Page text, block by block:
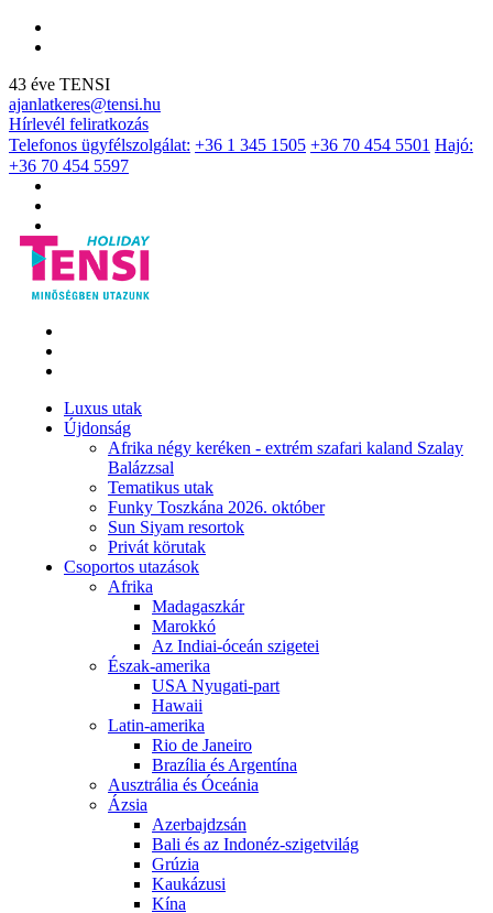
43 éve TENSI
ajanlatkeres@tensi.hu
Hírlevél feliratkozás
Telefonos ügyfélszolgálat: +36 1 345 1505 +36 70 454 5501 Hajó:
+36 70 454 5597
Luxus utak
Újdonság
Afrika négy keréken - extrém szafari kaland Szalay
Balázzsal
Tematikus utak
Funky Toszkána 2026. október
Sun Siyam resortok
Privát körutak
Csoportos utazások
Afrika
Madagaszkár
Marokkó
Az Indiai-óceán szigetei
Észak-amerika
USA Nyugati-part
Hawaii
Latin-amerika
Rio de Janeiro
Brazília és Argentína
Ausztrália és Óceánia
Ázsia
Azerbajdzsán
Bali és az Indonéz-szigetvilág
Grúzia
Kaukázusi
Kína